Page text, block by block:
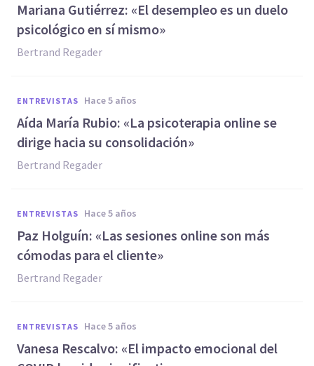
Mariana Gutiérrez: «El desempleo es un duelo
psicológico en sí mismo»
Bertrand Regader
ENTREVISTAS hace 5 años
Aída María Rubio: «La psicoterapia online se
dirige hacia su consolidación»
Bertrand Regader
ENTREVISTAS hace 5 años
Paz Holguín: «Las sesiones online son más
cómodas para el cliente»
Bertrand Regader
ENTREVISTAS hace 5 años
Vanesa Rescalvo: «El impacto emocional del